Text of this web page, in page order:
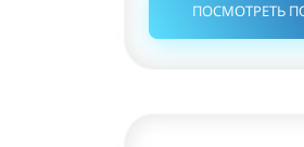
ПОСМОТРЕТЬ